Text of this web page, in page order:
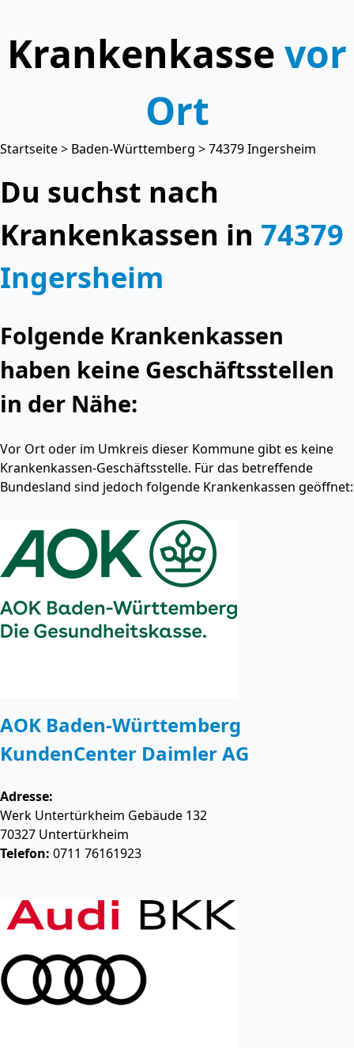
Krankenkasse vor
Ort
Startseite> Baden-Württemberg > 74379 Ingersheim
Du suchst nach
Krankenkassen in 74379
Ingersheim
Folgende Krankenkassen
haben keine Geschäftsstellen
in der Nähe:
Vor Ort oder im Umkreis dieser Kommune gibt es keine
Krankenkassen-Geschäftsstelle. Für das betreffende
Bundesland sind jedoch folgende Krankenkassen geöffnet:
AOK Baden-Württemberg
KundenCenter Daimler AG
Adresse:
Werk Untertürkheim Gebäude 132
70327 Untertürkheim
Telefon: 0711 76161923